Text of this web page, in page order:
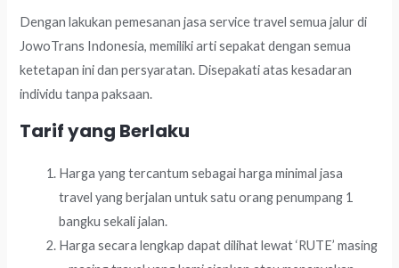
Dengan lakukan pemesanan jasa service travel semua jalur di
JowoTrans Indonesia, memiliki arti sepakat dengan semua
ketetapan ini dan persyaratan. Disepakati atas kesadaran
individu tanpa paksaan.
Tarif yang Berlaku
Harga yang tercantum sebagai harga minimal jasa
travel yang berjalan untuk satu orang penumpang 1
bangku sekali jalan.
Harga secara lengkap dapat dilihat lewat ‘RUTE’ masing